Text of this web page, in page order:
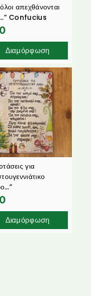
απεχθάνονται
Confucius
Διαμόρφωση
για
Διαμόρφωση